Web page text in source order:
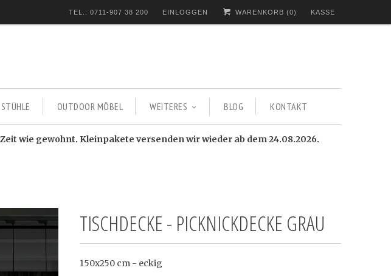
TEL.: 0711-907 38 200 EINLOGGEN WARENKORB (0) KASSE
STÜHLE OUTDOOR MÖBEL WEITERES BLOG KONTAKT
wie gewohnt. Kleinpakete versenden wir wieder ab dem 24.08.2026.
TISCHDECKE - PICKNICKDECKE GRAU
150x250 cm - eckig